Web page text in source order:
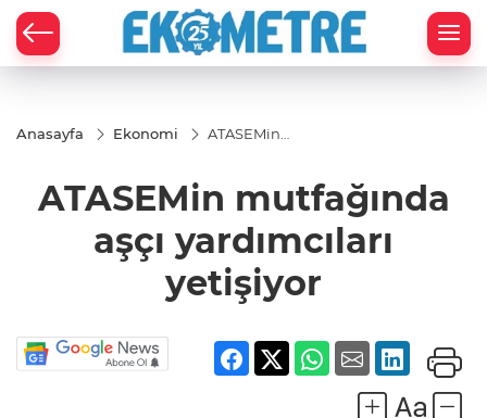
Anasayfa Ekonomi
ATASEMin
yetişiyor
ATASEMin mutfağında
aşçı yardımcıları
yetişiyor